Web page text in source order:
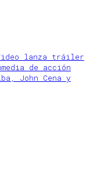
lanza tráiler
de acción
John Cena y